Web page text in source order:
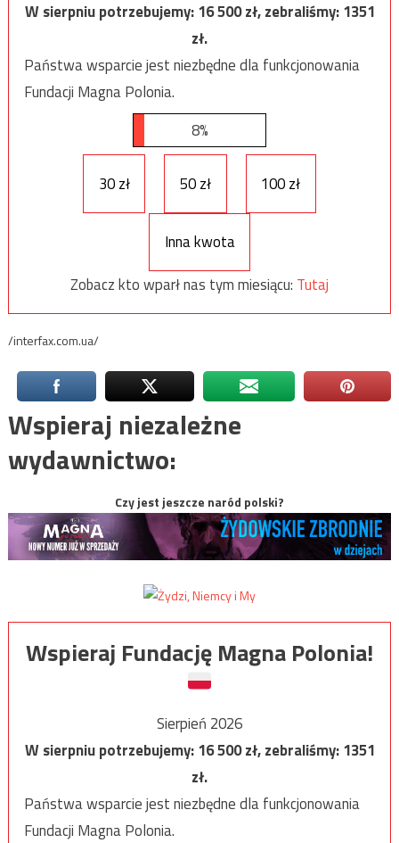
W sierpniu potrzebujemy:16 500zł, zebraliśmy:1351
zł.
Państwa wsparcie jest niezbędne dla funkcjonowania
Fundacji Magna Polonia.
8%
30 zł 50 zł 100 zł
Inna kwota
Zobacz kto wparł nas tym miesiącu: Tutaj
/interfax.com.ua/
Wspieraj niezależne
wydawnictwo:
Czy jest jeszcze naród polski?
Wspieraj Fundację Magna Polonia!
Sierpień 2026
W sierpniu potrzebujemy:16 500zł, zebraliśmy:1351
zł.
Państwa wsparcie jest niezbędne dla funkcjonowania
Fundacji Magna Polonia.